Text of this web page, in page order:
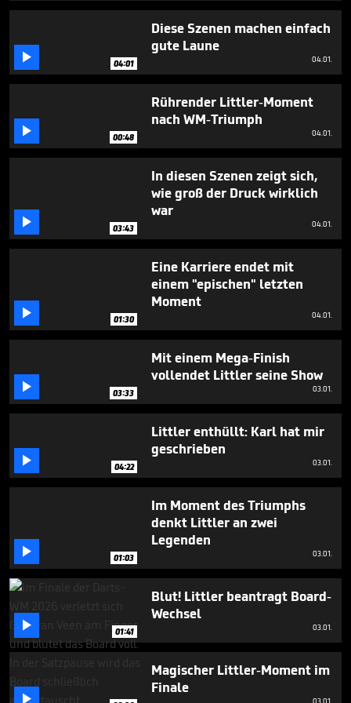
1
seconds
 04:01
Diese Szenen machen einfach
gute Laune
04.01.
 00:48
Rührender Littler-Moment
nach WM-Triumph
04.01.
 03:43
In diesen Szenen zeigt sich,
wie groß der Druck wirklich
war
04.01.
 01:30
Eine Karriere endet mit
einem "epischen" letzten
Moment
04.01.
 03:33
Mit einem Mega-Finish
vollendet Littler seine Show
03.01.
 04:22
Littler enthüllt: Karl hat mir
geschrieben
03.01.
 01:03
Im Moment des Triumphs
denkt Littler an zwei
Legenden
03.01.
 01:41
Blut! Littler beantragt Board-
Wechsel
03.01.

Magischer Littler-Moment im
Finale